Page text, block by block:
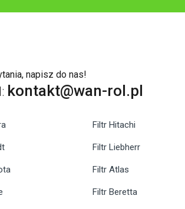
napisz do nas!
kontakt@wan-rol.pl
Filtr Hitachi
Filtr Liebherr
Filtr Atlas
Filtr Beretta